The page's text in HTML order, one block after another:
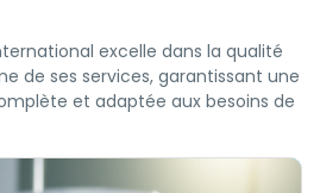
excelle dans la qualité
de ses services, garantissant une
et adaptée aux besoins de